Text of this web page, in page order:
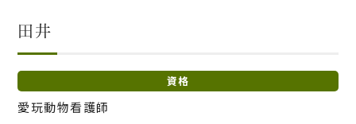
田井
資格
愛玩動物看護師